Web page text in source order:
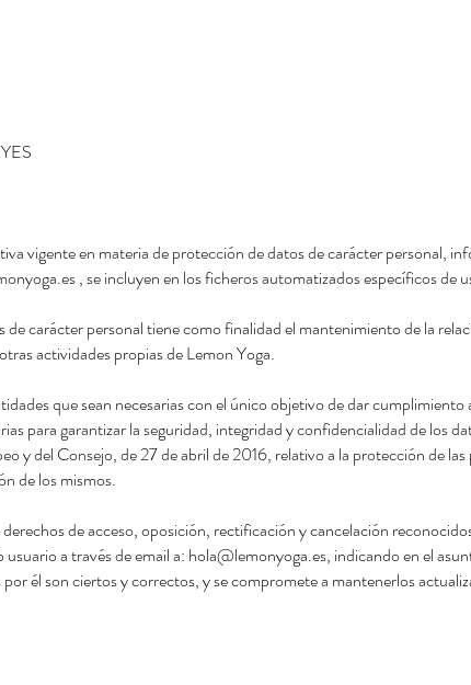
vigente en materia de protección de datos de carácter personal,
, se incluyen en los ficheros automatizados específicos de
carácter personal tiene como finalidad el mantenimiento de la
actividades propias de Lemon Yoga.
que sean necesarias con el único objetivo de dar
para garantizar la seguridad, integridad y confidencialidad de los
del Consejo, de 27 de abril de 2016, relativo a la protección de las
de los mismos.
de acceso, oposición, rectificación y cancelación
a través de email a: hola@lemonyoga.es, indicando en el
él son ciertos y correctos, y se compromete a mantenerlos